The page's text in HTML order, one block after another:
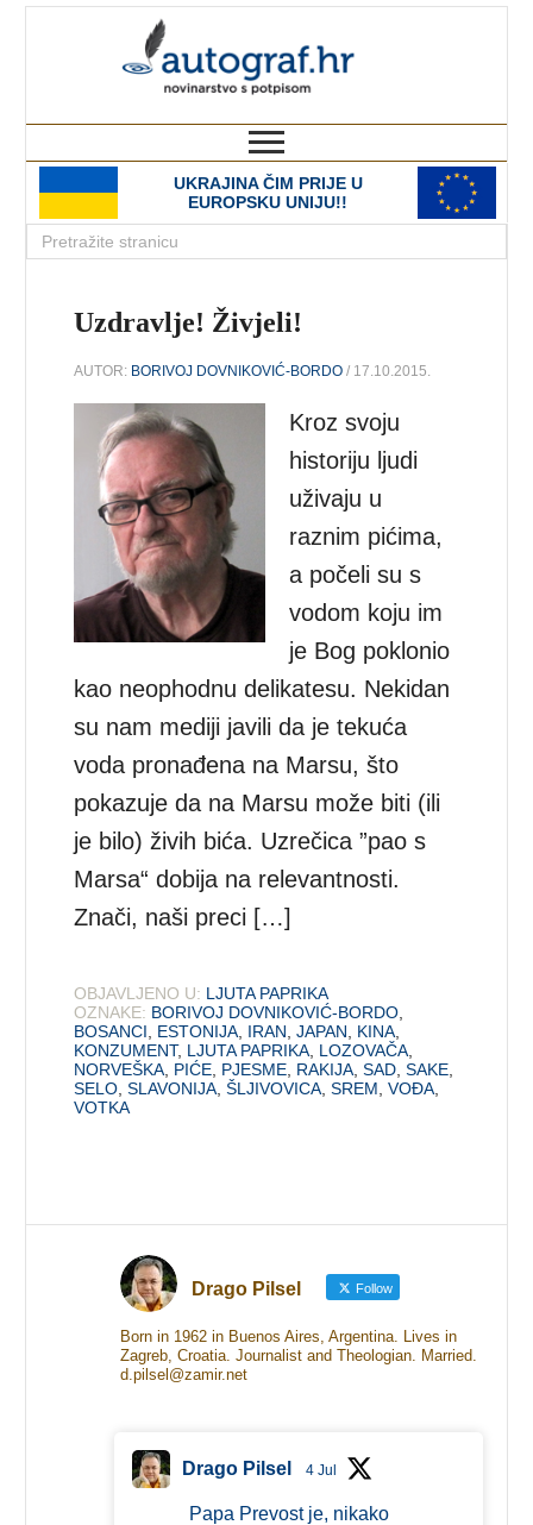
UKRAJINA ČIM PRIJE U
EUROPSKU UNIJU!!
Uzdravlje! Živjeli!
AUTOR: BORIVOJ DOVNIKOVIĆ-BORDO / 17.10.2015.
Kroz svoju
historiju ljudi
uživaju u
raznim pićima,
a počeli su s
vodom koju im
je Bog poklonio
kao neophodnu delikatesu. Nekidan
su nam mediji javili da je tekuća
voda pronađena na Marsu, što
pokazuje da na Marsu može biti (ili
je bilo) živih bića. Uzrečica ”pao s
Marsa“ dobija na relevantnosti.
Znači, naši preci […]
OBJAVLJENO U: LJUTA PAPRIKA
OZNAKE: BORIVOJ DOVNIKOVIĆ-BORDO
BOSANCI
ESTONIJA IRAN ,JAPAN KINA
KONZUMENT, LJUTA PAPRIKA LOZOVAČA
NORVEŠKA PIĆE PJESME RAKIJA ,SAD ,SAKE
SELO ,SLAVONIJA ,ŠLJIVOVICA ,SREM ,VOĐA
VOTKA
Drago Pilsel Follow
Born in 1962 in Buenos Aires, Argentina. Lives in
Zagreb, Croatia. Journalist and Theologian. Married.
d.pilsel@zamir.net
Drago Pilsel 4 Jul
Papa Prevost je, nikako